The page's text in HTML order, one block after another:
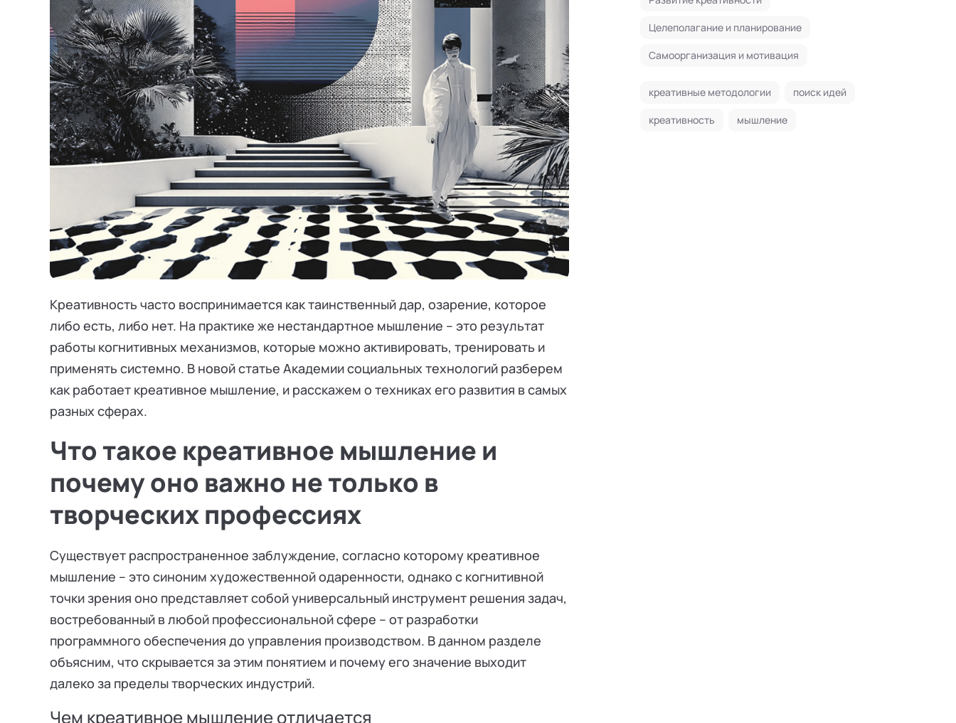
Целеполагание и планирование
Самоорганизация и мотивация
креативные методологии поиск идей
креативность мышление
Креативность часто воспринимается как таинственный дар, озарение, которое
либо есть, либо нет. На практике же нестандартное мышление – это результат
работы когнитивных механизмов, которые можно активировать, тренировать и
применять системно. В новой статье Академии социальных технологий разберем
как работает креативное мышление, и расскажем о техниках его развития в самых
разных сферах.
Что такое креативное мышление и
почему оно важно не только в
творческих профессиях
Существует распространенное заблуждение, согласно которому креативное
мышление – это синоним художественной одаренности, однако с когнитивной
точки зрения оно представляет собой универсальный инструмент решения задач,
востребованный в любой профессиональной сфере – от разработки
программного обеспечения до управления производством. В данном разделе
объясним, что скрывается за этим понятием и почему его значение выходит
далеко за пределы творческих индустрий.
Чем креативное мышление отличается